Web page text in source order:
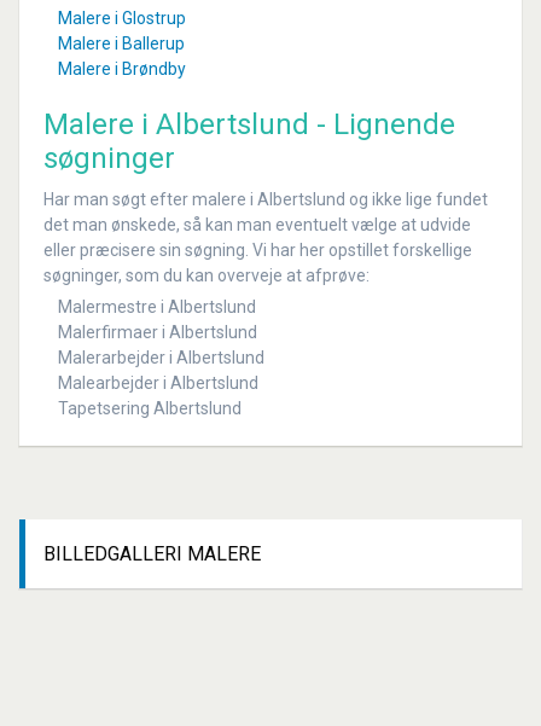
Malere i Glostrup
Malere i Ballerup
Malere i Brøndby
Malere i Albertslund - Lignende
søgninger
Har man søgt efter malere i Albertslund og ikke lige fundet
det man ønskede, så kan man eventuelt vælge at udvide
eller præcisere sin søgning. Vi har her opstillet forskellige
søgninger, som du kan overveje at afprøve:
Malermestre i Albertslund
Malerfirmaer i Albertslund
Malerarbejder i Albertslund
Malearbejder i Albertslund
Tapetsering Albertslund
BILLEDGALLERI MALERE